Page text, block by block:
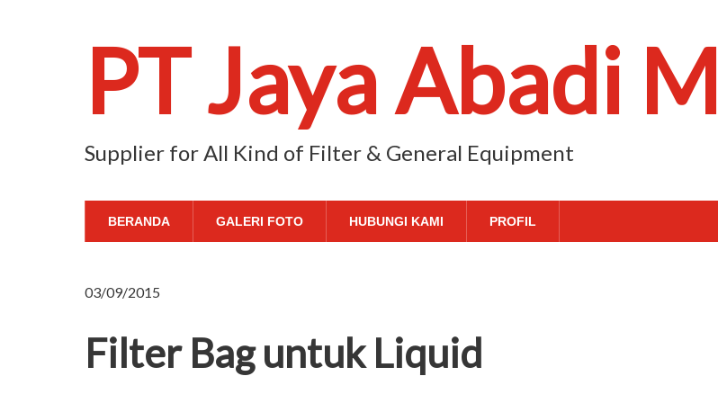
PT Jaya Abadi
Supplier for All Kind of Filter & General Equipment
BERANDA GALERI FOTO HUBUNGI KAMI PROFIL
03/09/2015
Filter Bag untuk Liquid